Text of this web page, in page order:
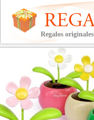
Regalos originales